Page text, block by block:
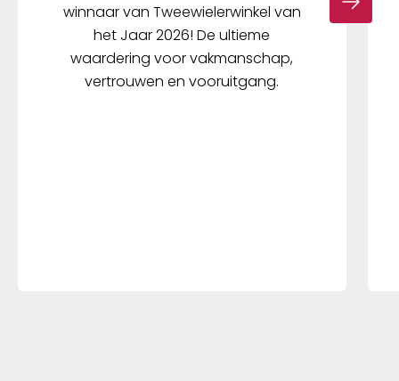
winnaar van Tweewielerwinkel van
het Jaar 2026! De ultieme
waardering voor vakmanschap,
vertrouwen en vooruitgang.